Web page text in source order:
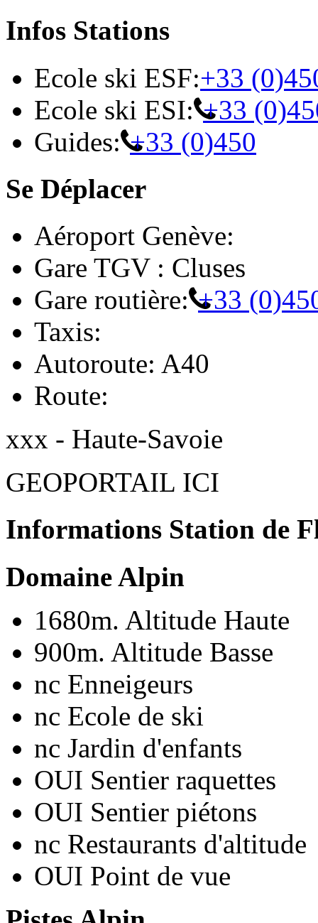
Infos Stations
Ecole ski ESF:+33
Ecole ski ESI: +33
Guides: +33 (0)450
Se Déplacer
Aéroport Genève:
Gare TGV : Cluses
Gare routière: +33
Taxis:
Autoroute: A40
Route:
xxx - Haute-Savoie
GEOPORTAIL ICI
Informations Station de
Domaine Alpin
1680m. Altitude Haute
900m. Altitude Basse
nc Enneigeurs
nc Ecole de ski
nc Jardin d'enfants
OUI Sentier raquettes
OUI Sentier piétons
nc Restaurants d'altitude
OUI Point de vue